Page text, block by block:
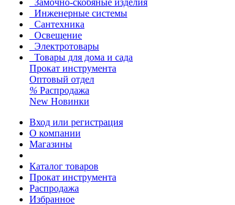
Инженерные системы
Сантехника
Освещение
Электротовары
Товары для дома и сада
Прокат инструмента
Оптовый отдел
% Распродажа
New Новинки
Вход или регистрация
О компании
Магазины
Каталог товаров
Прокат инструмента
Распродажа
Избранное